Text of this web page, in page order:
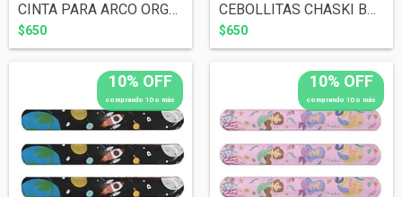
CINTA PARA ARCO ORGANICO
$650
CEBOLLITAS CHASKI BOOM x10
$650
10% OFF
comprando 10 o más
10% OFF
comprando 10 o más